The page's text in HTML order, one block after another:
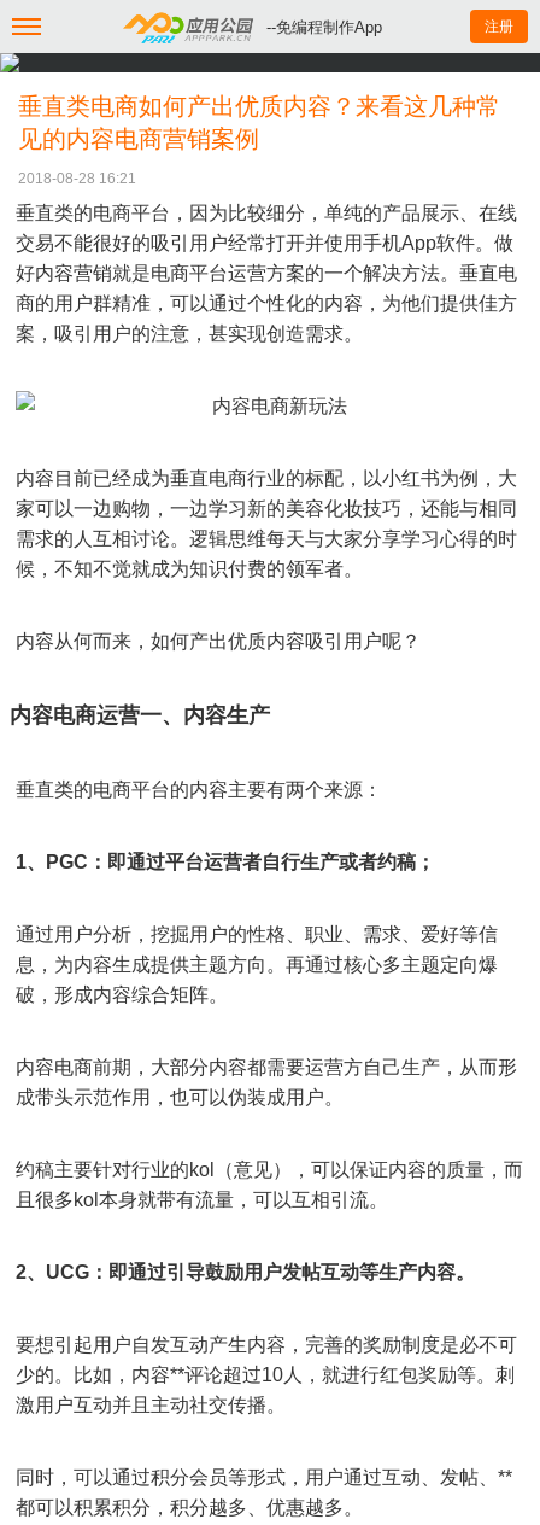
--免编程制作App 注册
垂直类电商如何产出优质内容？来看这几种常
见的内容电商营销案例
2018-08-28 16:21
垂直类的电商平台，因为比较细分，单纯的产品展示、在线
交易不能很好的吸引用户经常打开并使用手机App软件。做
好内容营销就是电商平台运营方案的一个解决方法。垂直电
商的用户群精准，可以通过个性化的内容，为他们提供佳方
案，吸引用户的注意，甚实现创造需求。
内容目前已经成为垂直电商行业的标配，以小红书为例，大
家可以一边购物，一边学习新的美容化妆技巧，还能与相同
需求的人互相讨论。逻辑思维每天与大家分享学习心得的时
候，不知不觉就成为知识付费的领军者。
内容从何而来，如何产出优质内容吸引用户呢？
内容电商运营一、内容生产
垂直类的电商平台的内容主要有两个来源：
1、PGC：即通过平台运营者自行生产或者约稿；
通过用户分析，挖掘用户的性格、职业、需求、爱好等信
息，为内容生成提供主题方向。再通过核心多主题定向爆
破，形成内容综合矩阵。
内容电商前期，大部分内容都需要运营方自己生产，从而形
成带头示范作用，也可以伪装成用户。
约稿主要针对行业的kol（意见），可以保证内容的质量，而
且很多kol本身就带有流量，可以互相引流。
2、UCG：即通过引导鼓励用户发帖互动等生产内容。
要想引起用户自发互动产生内容，完善的奖励制度是必不可
少的。比如，内容**评论超过10人，就进行红包奖励等。刺
激用户互动并且主动社交传播。
同时，可以通过积分会员等形式，用户通过互动、发帖、**
都可以积累积分，积分越多、优惠越多。